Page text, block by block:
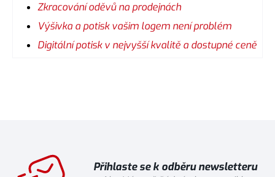
Zkracování oděvů na prodejnách
Výšivka a potisk vašim logem není problém
Digitální potisk v nejvyšší kvalitě a dostupné ceně
Přihlaste se k odběru newsletteru